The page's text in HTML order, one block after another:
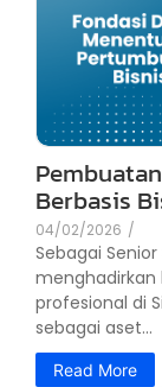
Berbasis
04/02/2026 /
Sebagai
profesional di
sebagai aset...
Read More